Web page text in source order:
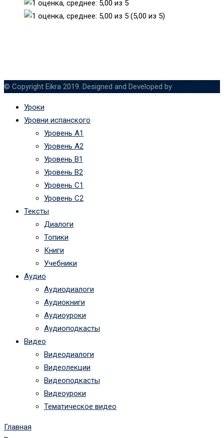
(5,00 из 5)
© Copyright Eikra 2019. Designed and Developed by
Уроки
Уровни испанского
Уровень А1
Уровень А2
Уровень B1
Уровень B2
Уровень C1
Уровень C2
Тексты
Диалоги
Топики
Книги
Учебники
Аудио
Аудиодиалоги
Аудиокниги
Аудиоуроки
Аудиоподкасты
Видео
Видеодиалоги
Видеолекции
Видеоподкасты
Видеоуроки
Тематическое видео
Главная